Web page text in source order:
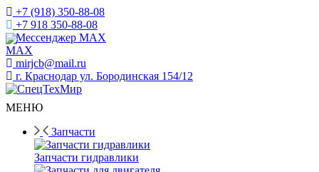
+7 (918) 350-88-08
+7 918 350-88-08
Мессенджер MAX
mirjcb@mail.ru
г. Краснодар ул. Бородинская 154/12
МЕНЮ
Запчасти
Запчасти гидравлики